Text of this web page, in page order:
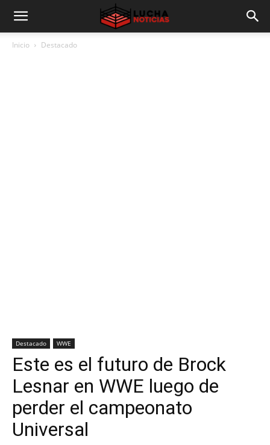
Inicio Destacado
Destacado WWE
Este es el futuro de Brock
Lesnar en WWE luego de
perder el campeonato
Universal